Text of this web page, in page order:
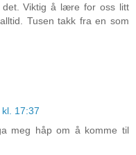
Viktig å lære for oss litt
Tusen takk fra en som
17:37
meg håp om å komme til